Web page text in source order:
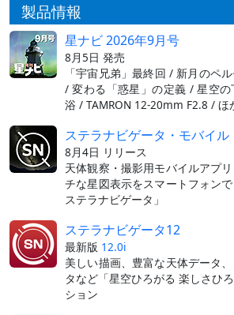
製品情報
星ナビ 2026年9月号
8月5日 発売
「宇宙兄弟」最終回 / 新月のペ
/ 変わる「惑星」の定義 / 星空
浴 / TAMRON 12-20mm F2.8 / ほ
ステラナビゲータ・モバイル
8月4日 リリース
天体観察・撮影用モバイルアプ
チな星図表示をスマートフォンで
ステラナビゲータ」
ステラナビゲータ12
最新版 12.0i
美しい描画、豊富な天体データ
タなど「星空ひろがる 楽しさひ
ション